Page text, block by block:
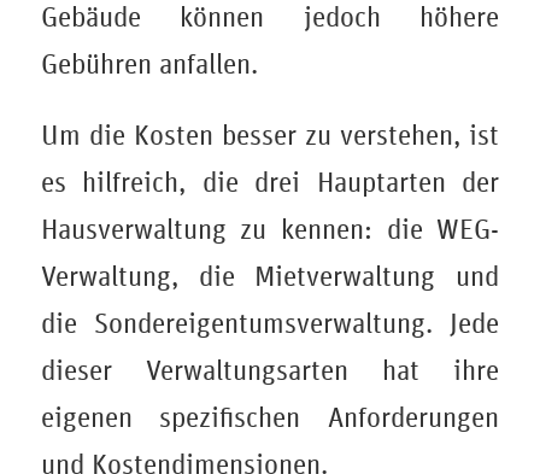
Gebäude können jedoch höhere
Gebühren anfallen.
Um die Kosten besser zu verstehen, ist
es hilfreich, die drei Hauptarten der
Hausverwaltung zu kennen: die WEG-
Verwaltung, die Mietverwaltung und
die Sondereigentumsverwaltung. Jede
dieser Verwaltungsarten hat ihre
eigenen spezifischen Anforderungen
und Kostendimensionen.